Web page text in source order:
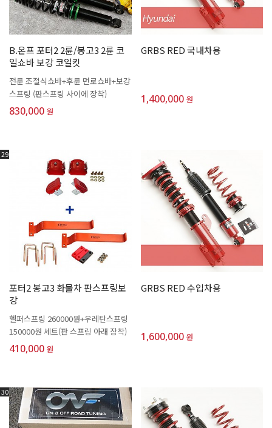
B.온프 포터2 2륜/봉고3 2륜 코
일쇼바 보강 코일킷
전륜 조절식쇼바+후륜 먼로쇼바+보강
스프링 (판스프링 사이에 장착)
830,000 원
GRBS RED 국내차용
1,400,000 원
29
포터2 봉고3 화물차 판스프링보
강
헬퍼스프링 260000원+우레탄스프링
150000원 세트(판 스프링 아래 장착)
410,000 원
GRBS RED 수입차용
1,600,000 원
30